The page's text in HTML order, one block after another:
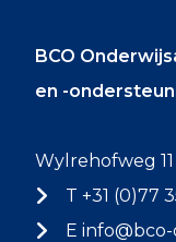
BCO
en -
Wylrehofweg
T +31 (0)77
E info@bco-